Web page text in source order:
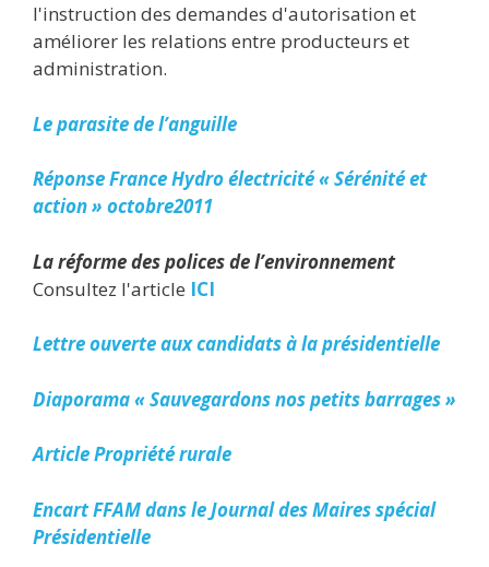
l'instruction des demandes d'autorisation et
améliorer les relations entre producteurs et
administration.
Le parasite de l’anguille
Réponse France Hydro électricité « Sérénité et
action » octobre2011
La réforme des polices de l’environnement
Consultez l'article ICI
Lettre ouverte aux candidats à la présidentielle
Diaporama « Sauvegardons nos petits barrages »
Article Propriété rurale
Encart FFAM dans le Journal des Maires spécial
Présidentielle